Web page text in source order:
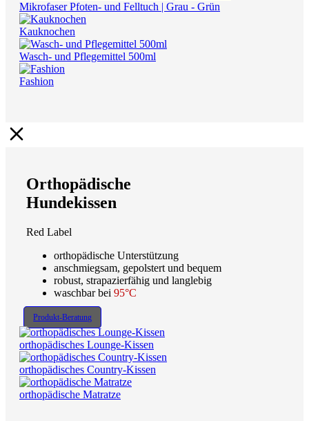
Mikrofaser Pfoten- und Felltuch | Grau - Grün
Kauknochen
Wasch- und Pflegemittel 500ml
Fashion
Orthopädische
Hundekissen
Red Label
orthopädische Unterstützung
anschmiegsam, gepolstert und bequem
robust, strapazierfähig und langlebig
waschbar bei 95°C
Produkt-Beratung
orthopädisches Lounge-Kissen
orthopädisches Country-Kissen
orthopädische Matratze